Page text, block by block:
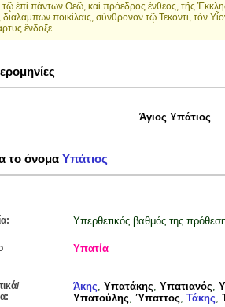
τῷ ἐπὶ πάντων Θεῶ, καὶ πρόεδρος ἔνθεος, τῆς
ποικίλαις, σύνθρονον τῷ Τεκόντι, τὸν
ἔνδοξε.
Άγιος Υπάτιος
το όνομα Υπάτιος
Υπερθετικός βαθμός της
Υπατία
Άκης, Υπατάκης, Υπατιανός,
Υπατούλης, Ύπαττος, Τάκης,